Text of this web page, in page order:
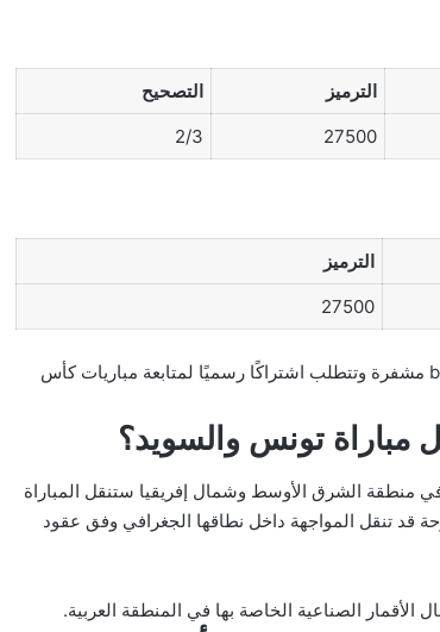
الترميز
التصحيح
27500
2/3
الترميز
27500
تجدر الإشارة إلى أن قنوات beIN SPORTS MAX مشفرة وتتطلب اشتراكًا رسميًا لمتابعة مباريات كأس
مباراة تونس والسويد؟
منطقة الشرق الأوسط وشمال إفريقيا ستنقل المباراة
قد تنقل المواجهة داخل نطاقها الجغرافي وفق عقود
الأقمار الصناعية الخاصة بها في المنطقة العربية.